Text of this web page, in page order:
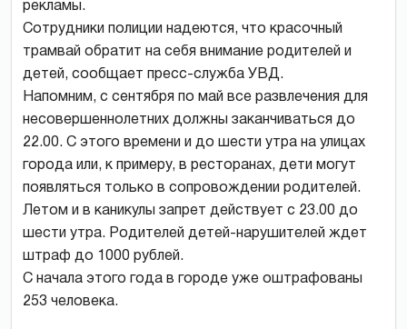
рекламы.
Сотрудники полиции надеются, что красочный
трамвай обратит на себя внимание родителей и
детей, сообщает пресс-служба УВД.
Напомним, с сентября по май все развлечения для
несовершеннолетних должны заканчиваться до
22.00. С этого времени и до шести утра на улицах
города или, к примеру, в ресторанах, дети могут
появляться только в сопровождении родителей.
Летом и в каникулы запрет действует с 23.00 до
шести утра. Родителей детей-нарушителей ждет
штраф до 1000 рублей.
С начала этого года в городе уже оштрафованы
253 человека.